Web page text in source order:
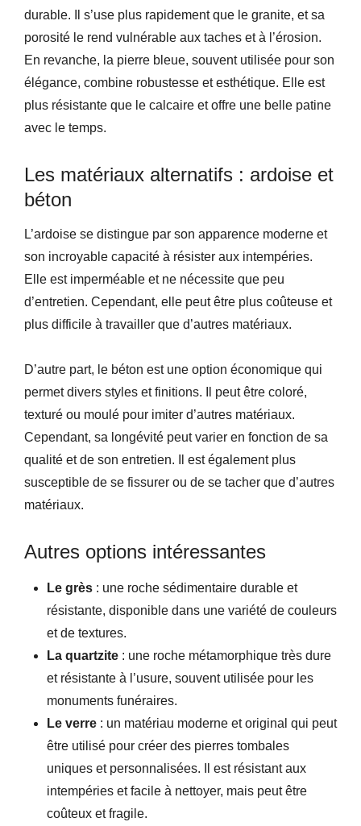
durable. Il s’use plus rapidement que le granite, et sa
porosité le rend vulnérable aux taches et à l’érosion.
En revanche, la pierre bleue, souvent utilisée pour son
élégance, combine robustesse et esthétique. Elle est
plus résistante que le calcaire et offre une belle patine
avec le temps.
Les matériaux alternatifs : ardoise et
béton
L’ardoise se distingue par son apparence moderne et
son incroyable capacité à résister aux intempéries.
Elle est imperméable et ne nécessite que peu
d’entretien. Cependant, elle peut être plus coûteuse et
plus difficile à travailler que d’autres matériaux.
D’autre part, le béton est une option économique qui
permet divers styles et finitions. Il peut être coloré,
texturé ou moulé pour imiter d’autres matériaux.
Cependant, sa longévité peut varier en fonction de sa
qualité et de son entretien. Il est également plus
susceptible de se fissurer ou de se tacher que d’autres
matériaux.
Autres options intéressantes
Le grès : une roche sédimentaire durable et
résistante, disponible dans une variété de couleurs
et de textures.
La quartzite : une roche métamorphique très dure
et résistante à l’usure, souvent utilisée pour les
monuments funéraires.
Le verre : un matériau moderne et original qui peut
être utilisé pour créer des pierres tombales
uniques et personnalisées. Il est résistant aux
intempéries et facile à nettoyer, mais peut être
coûteux et fragile.